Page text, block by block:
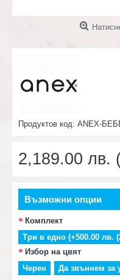
Продуктов код: ANEX-
2,189.00 лв.
Възможни опции
Комплект
Три в едно (+500.00 лв.
Избор на цвят
Черен
Да звъннем за